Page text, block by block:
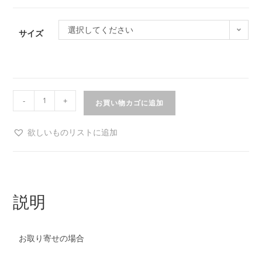
サイズ 選択してください
- + お買い物カゴに追加
欲しいものリストに追加
説明
お取り寄せの場合